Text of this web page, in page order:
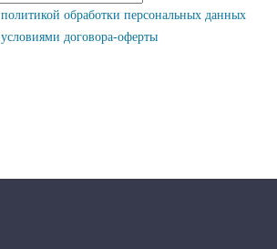
политикой обработки персональных данных
условиями договора-оферты